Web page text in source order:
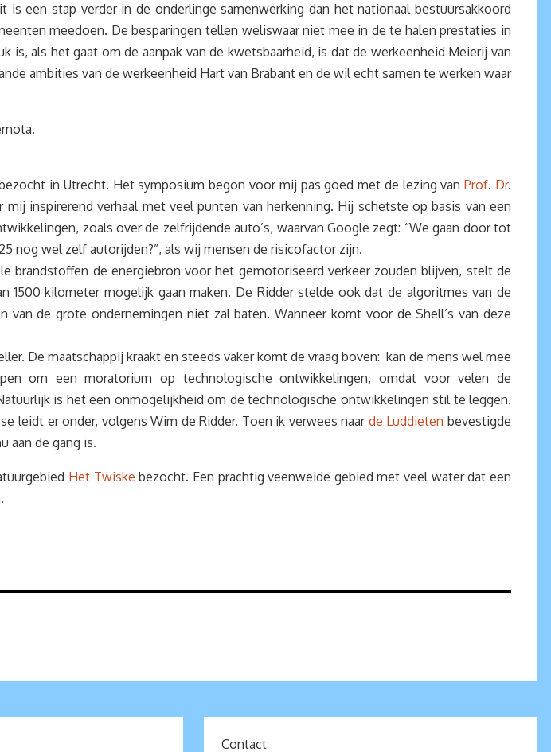
een stap verder in de onderlinge samenwerking dan het nationaal bestuursakkoord
meedoen. De besparingen tellen weliswaar niet mee in de te halen prestaties in
als het gaat om de aanpak van de kwetsbaarheid, is dat de werkeenheid Meierij van
ambities van de werkeenheid Hart van Brabant en de wil echt samen te werken waar
in Utrecht. Het symposium begon voor mij pas goed met de lezing vanProf. Dr.
mij inspirerend verhaal met veel punten van herkenning. Hij schetste op basis van een
zoals over de zelfrijdende auto’s, waarvan Google zegt: “We gaan door tot
nog wel zelf autorijden?”, als wij mensen de risicofactor zijn.
brandstoffen de energiebron voor het gemotoriseerd verkeer zouden blijven, stelt de
kilometer mogelijk gaan maken. De Ridder stelde ook dat de algoritmes van de
de grote ondernemingen niet zal baten. Wanneer komt voor de Shell’s van deze
De maatschappij kraakt en steeds vaker komt de vraag boven: kan de mens wel mee
om een moratorium op technologische ontwikkelingen, omdat voor velen de
is het een onmogelijkheid om de technologische ontwikkelingen stil te leggen.
leidt er onder, volgens Wim de Ridder. Toen ik verwees naar de Luddieten bevestigde
aan de gang is.
Het Twiske bezocht. Een prachtig veenweide gebied met veel water dat een
Contact